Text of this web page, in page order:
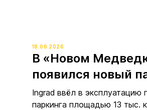
18.06.2026
В «Новом
появился новый
Ingrad ввёл в эксплуатацию
паркинга площадью 13 тыс.